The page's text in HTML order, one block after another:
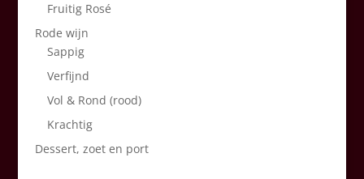
Fruitig Rosé
Rode wijn
Sappig
Verfijnd
Vol & Rond (rood)
Krachtig
Dessert, zoet en port